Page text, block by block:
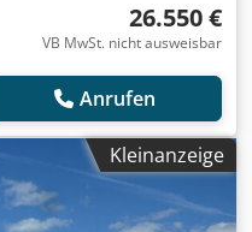
26.550 €
VB MwSt. nicht ausweisbar
Anrufen
Kleinanzeige